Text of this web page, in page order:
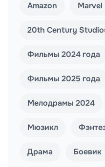
Amazon Marvel
20th Century
Фильмы 2024 года
Фильмы 2025 года
Мелодрамы 2024
Мюзикл
Драма Боевик